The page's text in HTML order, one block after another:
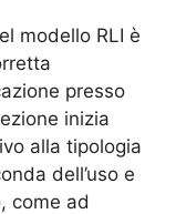
modello RLI è
presso
inizia
alla tipologia
dell’uso e
come ad